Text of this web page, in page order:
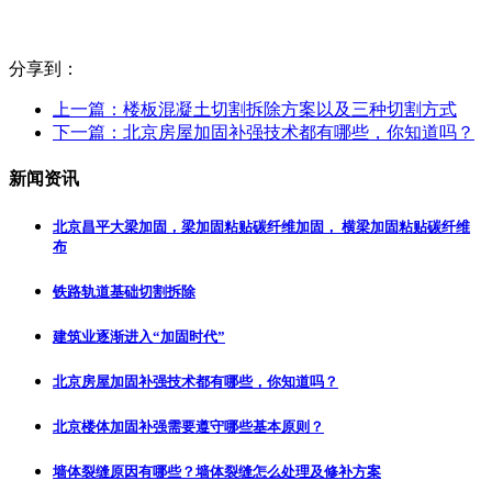
分享到：
上一篇： 楼板混凝土切割拆除方案以及三种切割方式
下一篇： 北京房屋加固补强技术都有哪些，你知道吗？
新闻资讯
北京昌平大梁加固，梁加固粘贴碳纤维加固， 横梁加固粘贴碳纤维
布
铁路轨道基础切割拆除
建筑业逐渐进入“加固时代”
北京房屋加固补强技术都有哪些，你知道吗？
北京楼体加固补强需要遵守哪些基本原则？
墙体裂缝原因有哪些？墙体裂缝怎么处理及修补方案